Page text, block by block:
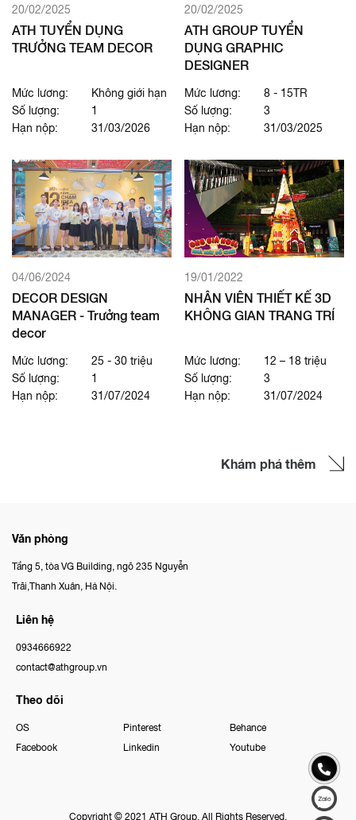
20/02/2025
ATH TUYỂN DỤNG
TRƯỞNG TEAM DECOR
Mức lương:
Không giới hạn
Số lượng:
1
Hạn nộp:
31/03/2026
20/02/2025
ATH GROUP TUYỂN
DỤNG GRAPHIC
DESIGNER
Mức lương:
8 - 15TR
Số lượng:
3
Hạn nộp:
31/03/2025
04/06/2024
DECOR DESIGN
MANAGER - Trưởng team
decor
Mức lương:
25 - 30 triệu
Số lượng:
1
Hạn nộp:
31/07/2024
19/01/2022
NHÂN VIÊN THIẾT KẾ 3D
KHÔNG GIAN TRANG TRÍ
Mức lương:
12 – 18 triệu
Số lượng:
3
Hạn nộp:
31/07/2024
Khám phá thêm
Văn phòng
Tầng 5, tòa VG Building, ngõ 235 Nguyễn
Trãi,Thanh Xuân, Hà Nội.
Liên hệ
0934666922
contact@athgroup.vn
Theo dõi
OS Pinterest
Behance
Facebook
Linkedin Youtube
Copyright © 2021 ATH Group. All Rights Reserved.